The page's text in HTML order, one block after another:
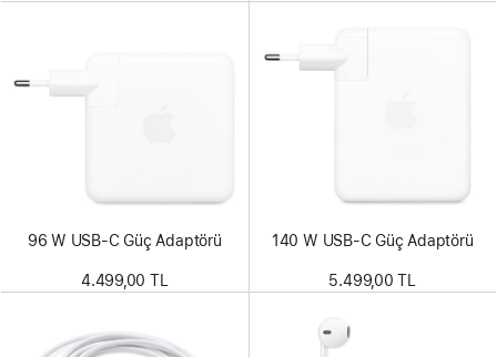
96 W USB-C Güç Adaptörü
4.499,00 TL
140 W USB-C Güç Adaptörü
5.499,00 TL